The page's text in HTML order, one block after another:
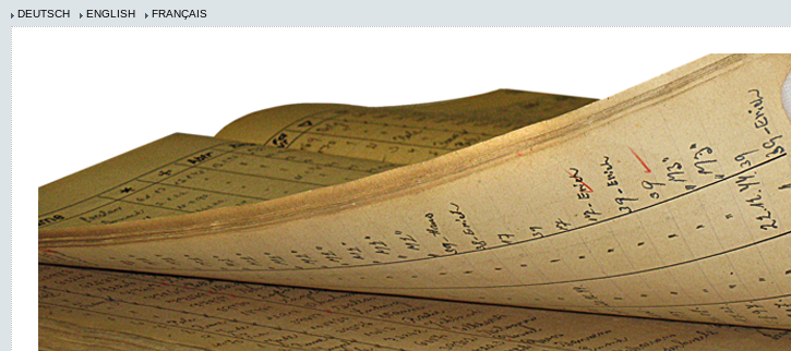
DEUTSCH ENGLISH FRANÇAIS